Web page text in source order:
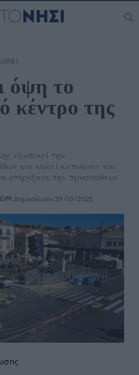
όψη το
κέντρο της
υλοποιεί την
και καλεί κατοίκους και
στηρίξουν την προσπάθεια
Δημοσίευση 29/10/2025